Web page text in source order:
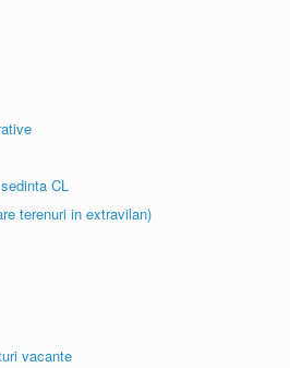
CL
terenuri in extravilan)
vacante